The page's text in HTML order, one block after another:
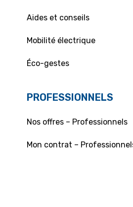
Aides et conseils
Mobilité électrique
Éco-gestes
PROFESSIONNELS
Nos offres – Professionnels
Mon contrat –